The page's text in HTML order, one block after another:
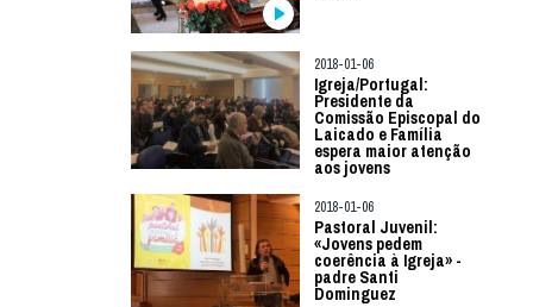
2018-01-06
Igreja/Portugal:
Presidente da
Comissão Episcopal do
Laicado e Família
espera maior atenção
aos jovens
2018-01-06
Pastoral Juvenil:
«Jovens pedem
coerência à Igreja» -
padre Santi
Dominguez